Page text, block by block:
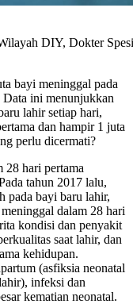
DIY, Dokter
bayi meninggal pada
Data ini menunjukkan
lahir setiap hari,
dan hampir 1 juta
perlu dicermati?
28 hari pertama
tahun 2017 lalu,
pada bayi baru lahir,
dalam 28 hari
kondisi dan penyakit
saat lahir, dan
kehidupan.
(asfiksia neonatal
infeksi dan
kematian neonatal.